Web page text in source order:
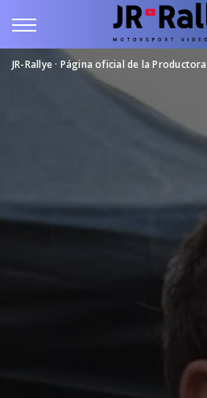
JR-Rallye · Página oficial de la